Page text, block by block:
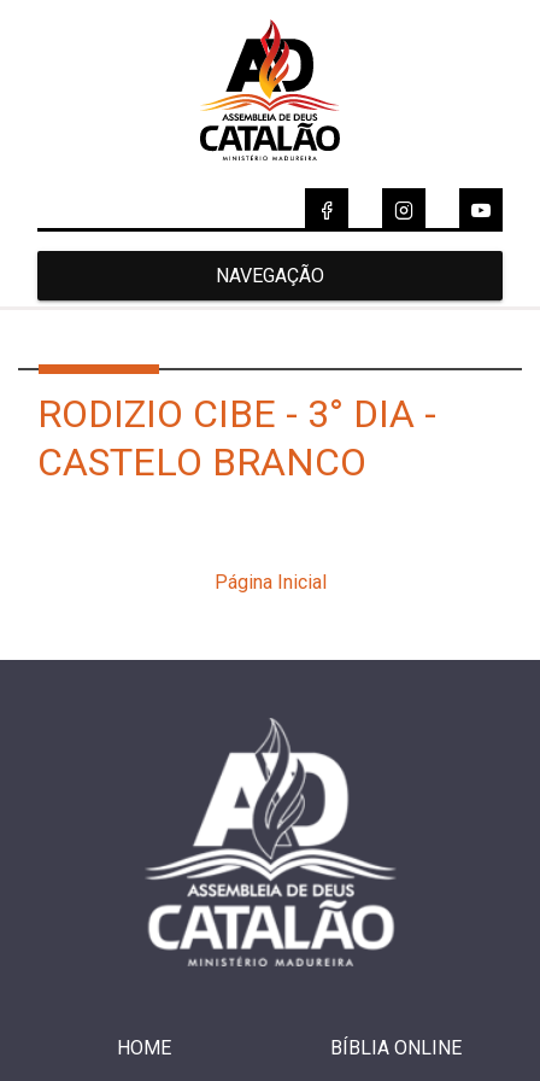
NAVEGAÇÃO
RODIZIO CIBE - 3° DIA -
CASTELO BRANCO
Página Inicial
HOME BÍBLIA ONLINE